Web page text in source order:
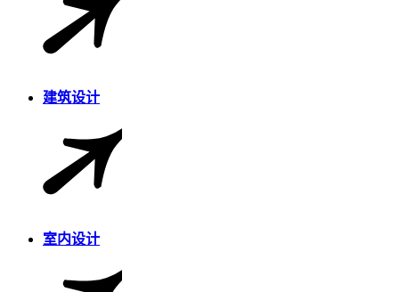
建筑设计
室内设计